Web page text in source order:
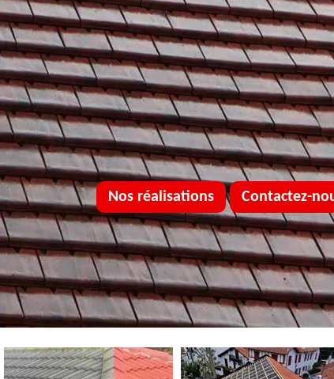
Nos réalisations Contactez-